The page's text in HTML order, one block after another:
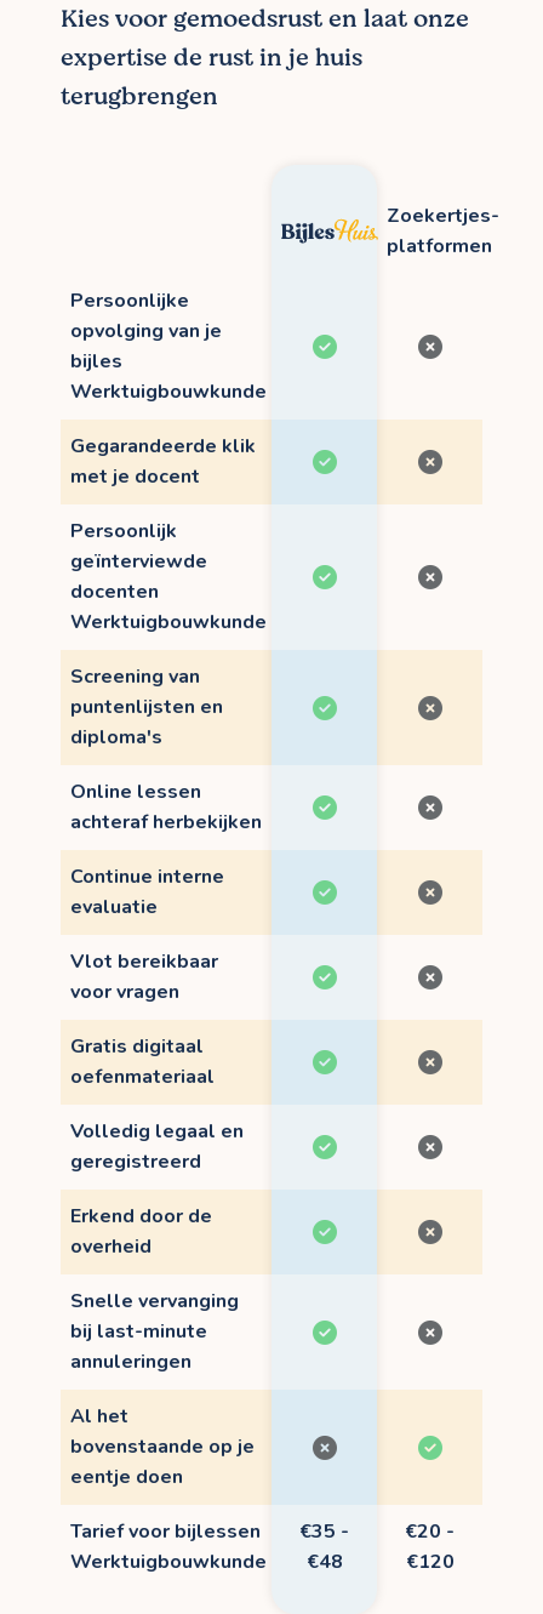
Kies voor gemoedsrust en laat onze
expertise de rust in je huis
terugbrengen
Zoekertjes-
platformen
Persoonlijke
opvolging van je
bijles
Werktuigbouwkunde
Gegarandeerde klik
met je docent
Persoonlijk
geïnterviewde
docenten
Werktuigbouwkunde
Screening van
puntenlijsten en
diploma's
Online lessen
achteraf herbekijken
Continue interne
evaluatie
Vlot bereikbaar
voor vragen
Gratis digitaal
oefenmateriaal
Volledig legaal en
geregistreerd
Erkend door de
overheid
Snelle vervanging
bij last-minute
annuleringen
Al het
bovenstaande op je
eentje doen
Tarief voor bijlessen
Werktuigbouwkunde
€35 -
€48
€20 -
€120